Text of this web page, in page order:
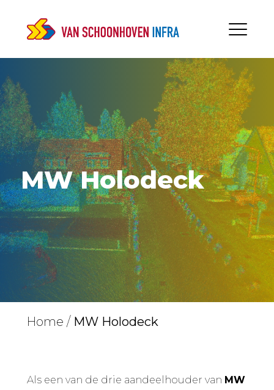
MW Holodeck
Home / MW Holodeck
Als een van de drie aandeelhouder van MW